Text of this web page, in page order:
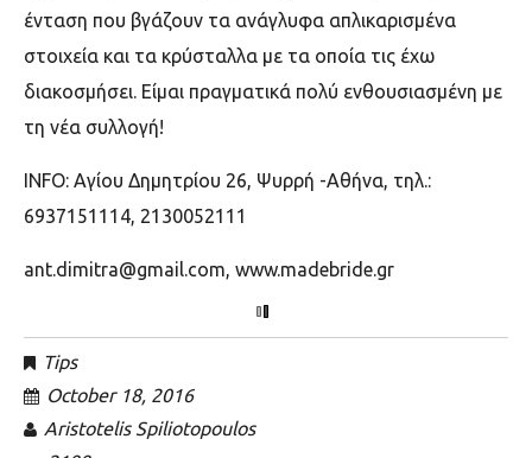
ένταση που βγάζουν τα ανάγλυφα απλικαρισμένα
στοιχεία και τα κρύσταλλα με τα οποία τις έχω
διακοσμήσει. Είμαι πραγματικά πολύ ενθουσιασμένη με
τη νέα συλλογή!
INFO: Αγίου Δημητρίου 26, Ψυρρή -Αθήνα, τηλ.:
6937151114, 2130052111
ant.dimitra@gmail.com, www.madebride.gr
Tips
October 18, 2016
Aristotelis Spiliotopoulos